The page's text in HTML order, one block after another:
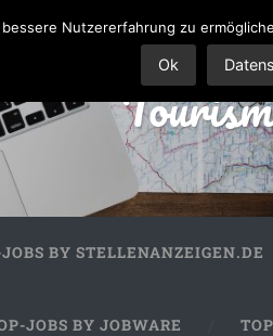
BY STELLENANZEIGEN.DE
JOBS BY JOBWARE
Nutzererfahrung zu
Ok